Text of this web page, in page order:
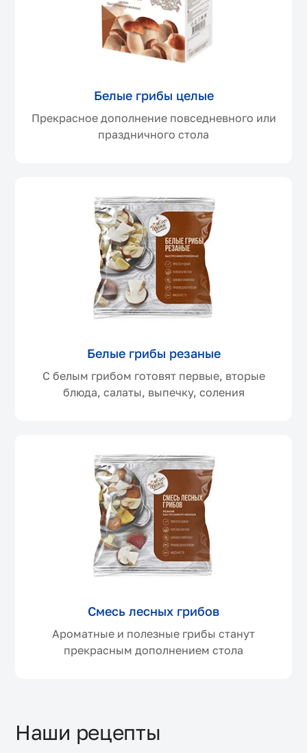
Белые грибы целые
Прекрасное дополнение повседневного или
праздничного стола
Белые грибы резаные
С белым грибом готовят первые, вторые
блюда, салаты, выпечку, соления
Смесь лесных грибов
Ароматные и полезные грибы станут
прекрасным дополнением стола
Наши рецепты